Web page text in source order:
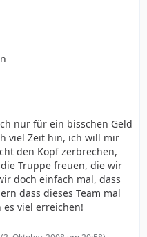
nur für ein bisschen Geld
viel Zeit hin, ich will mir
den Kopf zerbrechen,
Truppe freuen, die wir
doch einfach mal, dass
dass dieses Team mal
viel erreichen!